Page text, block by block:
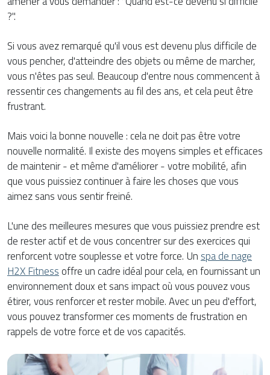
?".
Si vous avez remarqué qu'il vous est devenu plus difficile de
vous pencher, d'atteindre des objets ou même de marcher,
vous n'êtes pas seul. Beaucoup d'entre nous commencent à
ressentir ces changements au fil des ans, et cela peut être
frustrant.
Mais voici la bonne nouvelle : cela ne doit pas être votre
nouvelle normalité. Il existe des moyens simples et efficaces
de maintenir - et même d'améliorer - votre mobilité, afin
que vous puissiez continuer à faire les choses que vous
aimez sans vous sentir freiné.
L'une des meilleures mesures que vous puissiez prendre est
de rester actif et de vous concentrer sur des exercices qui
renforcent votre souplesse et votre force. Un spa de nage
H2X Fitness offre un cadre idéal pour cela, en fournissant un
environnement doux et sans impact où vous pouvez vous
étirer, vous renforcer et rester mobile. Avec un peu d'effort,
vous pouvez transformer ces moments de frustration en
rappels de votre force et de vos capacités.